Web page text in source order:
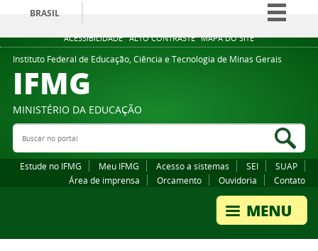
ACESSIBILIDADE ALTO CONTRASTE MAPA DO SITE
BRASIL
Simplifique!
Comunica BR
Legislação
Instituto Federal de Educação, Ciência e Tecnologia de Minas Gerais
IFMG
MINISTÉRIO DA EDUCAÇÃO
Buscar no portal
Estude no IFMG Meu IFMG Acesso a sistemas SEI
SUAP
Área de imprensa
Orcamento Ouvidoria Contato